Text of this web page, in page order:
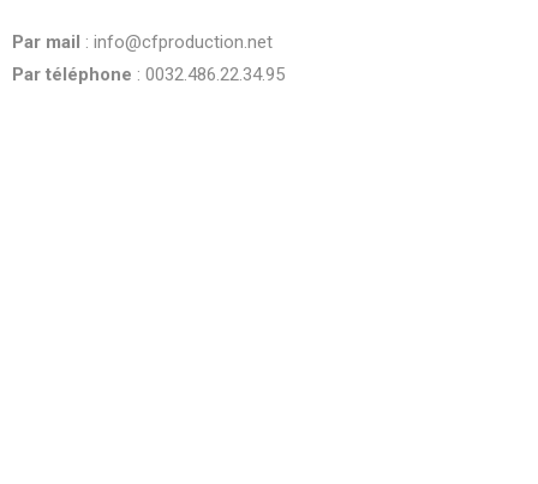
left
blank
Par mail : info@cfproduction.net
Par téléphone : 0032.486.22.34.95